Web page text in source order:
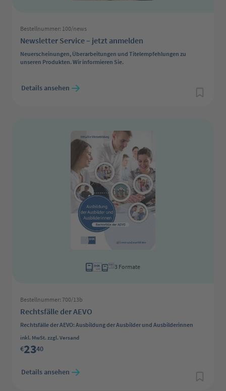
Bestellnummer: 100/news
Newsletter Service – jetzt anmelden
Neuerscheinungen, Überarbeitungen und Titelempfehlungen zu
unseren Produkten. Wir informieren Sie.
Details ansehen
3 Formate
Bestellnummer: 700/13b
Rechtsfälle der AEVO
Rechtsfälle der AEVO: Ausbildung der Ausbilder und Ausbilderinnen
Regulärer Preis:
inkl. MwSt. zzgl. Versand
€2340
Details ansehen